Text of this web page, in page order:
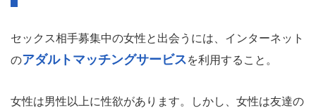
セックス相手募集中の女性と出会うには、インターネット
のアダルトマッチングサービスを利用すること。
女性は男性以上に性欲があります。しかし、女性は友達の